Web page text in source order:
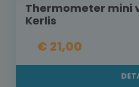
Thermometer mini
Kerlis
€ 21,00